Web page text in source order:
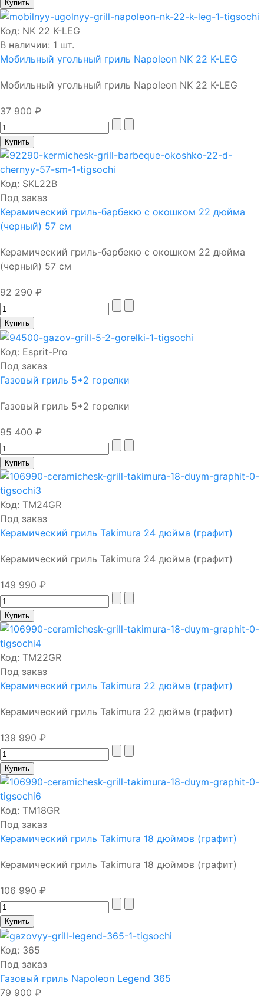
Код: NK 22 K-LEG
В наличии: 1 шт.
Мобильный угольный гриль Napoleon NK 22 K-LEG
Мобильный угольный гриль Napoleon NK 22 K-LEG
37 900 ₽
Код: SKL22B
Под заказ
Керамический гриль-барбекю с окошком 22 дюйма
(черный) 57 см
Керамический гриль-барбекю с окошком 22 дюйма
(черный) 57 см
92 290 ₽
Код: Esprit-Pro
Под заказ
Газовый гриль 5+2 горелки
Газовый гриль 5+2 горелки
95 400 ₽
Код: TM24GR
Под заказ
Керамический гриль Takimura 24 дюйма (графит)
Керамический гриль Takimura 24 дюйма (графит)
149 990 ₽
Код: TM22GR
Под заказ
Керамический гриль Takimura 22 дюйма (графит)
Керамический гриль Takimura 22 дюйма (графит)
139 990 ₽
Код: TM18GR
Под заказ
Керамический гриль Takimura 18 дюймов (графит)
Керамический гриль Takimura 18 дюймов (графит)
106 990 ₽
Код: 365
Под заказ
Газовый гриль Napoleon Legend 365
79 900 ₽